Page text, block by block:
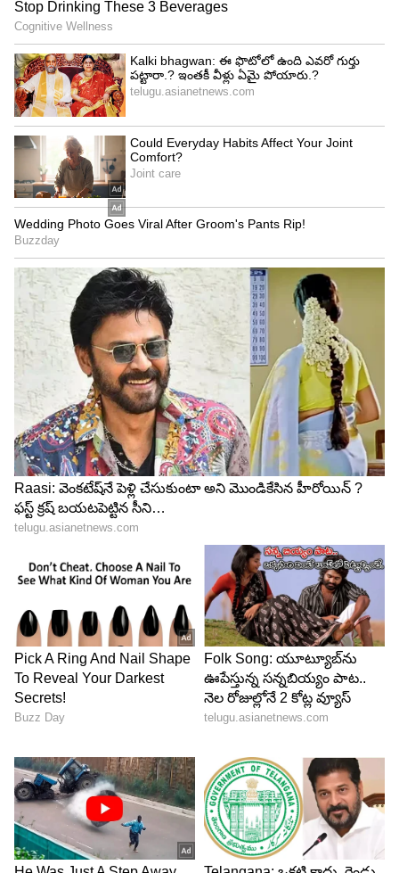
6
Image Credit :Asianet News
గోదారి గట్టుపైన మూవీ విశ్లేషణ
హీరో చాలా మంచివాడు, మంచి బుద్దులుండటం, వాళ్ల
పేరెంట్స్ పద్ధతిగా పెంచడమనే కాన్సెప్ట్ తో ఇరవై, ముప్పై
ఏళ్ల క్రితం చాలా సినిమాలు వచ్చాయి. ఇంకా చెప్పాలంటే
అప్పుడన్నీ ఇలాంటి చిత్రాలే. మళ్లీ చాలా ఏళ్ల తర్వాత
అలాంటి కాన్సెప్ట్ తో ఈ చిత్రాన్ని తెరకెక్కించారు. ఇందులో
హీరో చాలా మంచివాడు, ఇతరులకు సాయం చేసే
మనస్తత్వంతో పెరుగుతాడు. పేరెంట్స్ అతన్ని అలా
పెంచుతారు. హీరోయిన్‌ ప్రేమలో పడటం, చివరికి ఆర్థికంగా
తక్కువ వాడు కావడంతో తన కూతురు ఇబ్బంది
పడుతుందని హీరోయిన్‌ తండ్రి హీరోకి వార్నింగ్‌ ఇవ్వడంతో,
హీరో తన ప్రేమని త్యాగం చేయడం, చివరికి హీరో గొప్ప
హృదయాన్ని తెలుసుకొని తన మనసు మార్చుకుని అతనికి
తన కూతురుని ఇవ్వడమే ఈ మూవీ స్టోరీ. జెన్‌ జీ
జనరేషన్‌లో, యాక్షన్‌, క్రేజీ లవ్‌ స్టోరీస్‌, బోల్డ్ కంటెంట్‌, మంచి
కామెడీ చిత్రాలు, థ్రిల్లర్స్ ఆదరణ పొందుతున్న ఇలాంటి
తరుణంలో ఇలాంటి సినిమా అనేది ఔట్‌డేటెడ్‌ కాన్సెప్ట్ అని
చెప్పొచ్చు. అయితే కథగా పాతదే అయినా, స్క్రీన్‌ప్లే పరంగా
కొంత ఆకట్టుకునే ప్రయత్నం చేశారు. సుదర్శన్‌తో, కసిరెడ్డి
బ్యాచ్‌తో హీరో చేసే ఫన్‌ ఆకట్టుకుంటుంది. కొంత వరకు
నవ్వులు పూయిస్తుంది. లవ్‌ స్టోరీ రొటీన్‌గానే ఉంటుంది. కానీ
అక్కడక్కడ రొమాంటిక్‌ సన్నివేశాలు అలరిస్తాయి. హీరోయిన్‌
అలాగే హీరో మరదలి పాత్రతో కొంత ఫన్‌ వర్కౌట్‌ అయ్యింది.
ఇవి తప్ప సినిమాలో ఆకట్టుకునే, ఎట్రాక్ట్ చేసే అంశాలు
పెద్దగా లేవని చెప్పొచ్చు. ఫస్టాఫ్‌తో అంతా అమ్మాయితో లవ్‌
స్టోరీ ప్రధానంగా సాగుతుంది. ఈ క్రమంలో హీరో బ్యాచ్‌తో